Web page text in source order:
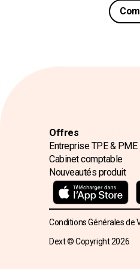
Offres
Entreprise TPE & PME
Cabinet comptable
Nouveautés produit
Conditions Générales de
Dext © Copyright2026